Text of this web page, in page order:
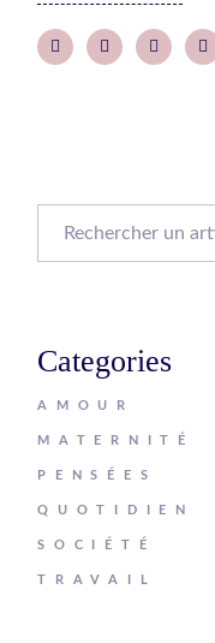
Categories
AMOUR
MATERNITÉ
PENSÉES
QUOTIDIEN
SOCIÉTÉ
TRAVAIL